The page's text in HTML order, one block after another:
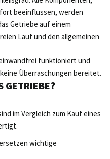
beeinflussen, werden
Getriebe auf einem
Lauf und den allgemeinen
funktioniert und
Überraschungen bereitet.
GETRIEBE?
im Vergleich zum Kauf eines
wichtige